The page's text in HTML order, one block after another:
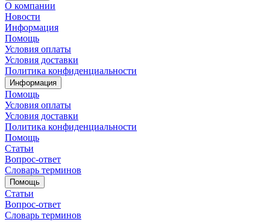
О компании
Новости
Информация
Помощь
Условия оплаты
Условия доставки
Политика конфиденциальности
Информация
Помощь
Условия оплаты
Условия доставки
Политика конфиденциальности
Помощь
Статьи
Вопрос-ответ
Словарь терминов
Помощь
Статьи
Вопрос-ответ
Словарь терминов